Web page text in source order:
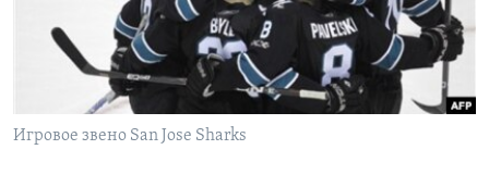
Learning English
СОЦИАЛЬНЫЕ СЕТИ
Игровое звено San Jose Sharks